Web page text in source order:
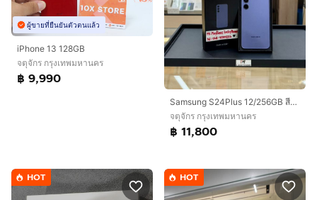
ผู้ขายที่ยืนยันตัวตนแล้ว
iPhone 13 128GB
จตุจักร กรุงเทพมหานคร
฿ 9,990
Samsung S24Plus 12/256GB สีม่วง
จตุจักร กรุงเทพมหานคร
฿ 11,800
HOT HOT